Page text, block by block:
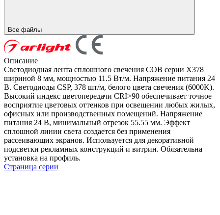
Все файлы
Описание
Светодиодная лента сплошного свечения COB серии X378
шириной 8 мм, мощностью 11.5 Вт/м. Напряжение питания 24
В. Светодиоды CSP, 378 шт/м, белого цвета свечения (6000K).
Высокий индекс цветопередачи CRI>90 обеспечивает точное
восприятие цветовых оттенков при освещении любых жилых,
офисных или производственных помещений. Напряжение
питания 24 В, минимальный отрезок 55.55 мм. Эффект
сплошной линии света создается без применения
рассеивающих экранов. Используется для декоративной
подсветки рекламных конструкций и витрин. Обязательна
установка на профиль.
Страница серии